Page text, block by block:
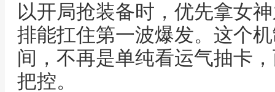
以开局抢装备时，优先拿女
排能扛住第一波爆发。这个
间，不再是单纯看运气抽卡
把控。